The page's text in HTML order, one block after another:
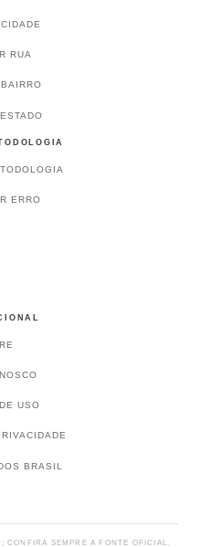
RUA
ERRO
USO
BRASIL
CONFIRA SEMPRE A FONTE OFICIAL.